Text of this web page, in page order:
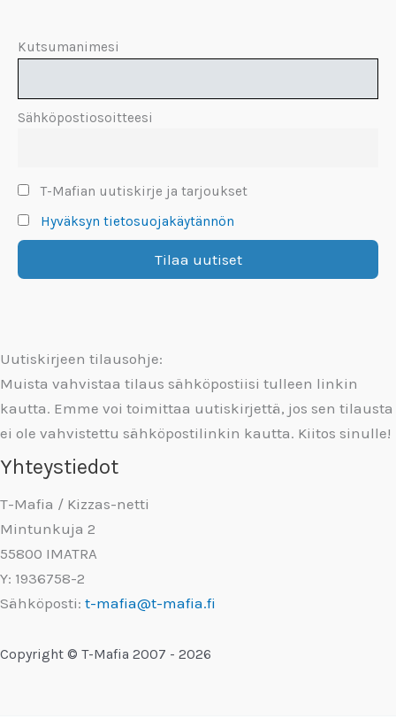
Kutsumanimesi
Sähköpostiosoitteesi
T-Mafian uutiskirje ja tarjoukset
Hyväksyn tietosuojakäytännön
Uutiskirjeen tilausohje:
Muista vahvistaa tilaus sähköpostiisi tulleen linkin
kautta. Emme voi toimittaa uutiskirjettä, jos sen tilausta
ei ole vahvistettu sähköpostilinkin kautta. Kiitos sinulle!
Yhteystiedot
T-Mafia / Kizzas-netti
Mintunkuja 2
55800 IMATRA
Y: 1936758-2
Sähköposti: t-mafia@t-mafia.fi
Copyright © T-Mafia 2007 - 2026